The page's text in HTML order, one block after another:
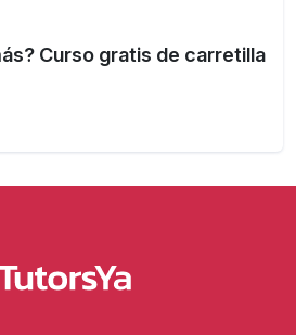
Curso gratis de carretilla